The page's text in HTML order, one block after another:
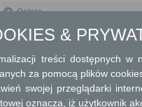
Opłata
Wniosek o odszkodowanie
17 zł opłata skarbowa za
Tryb odwoławczy
Odwołanie wnosi się do
który ją wydał. O
&
treści dostępnych w
za pomocą plików
swojej przeglądarki
oznacza, iż użytkownik